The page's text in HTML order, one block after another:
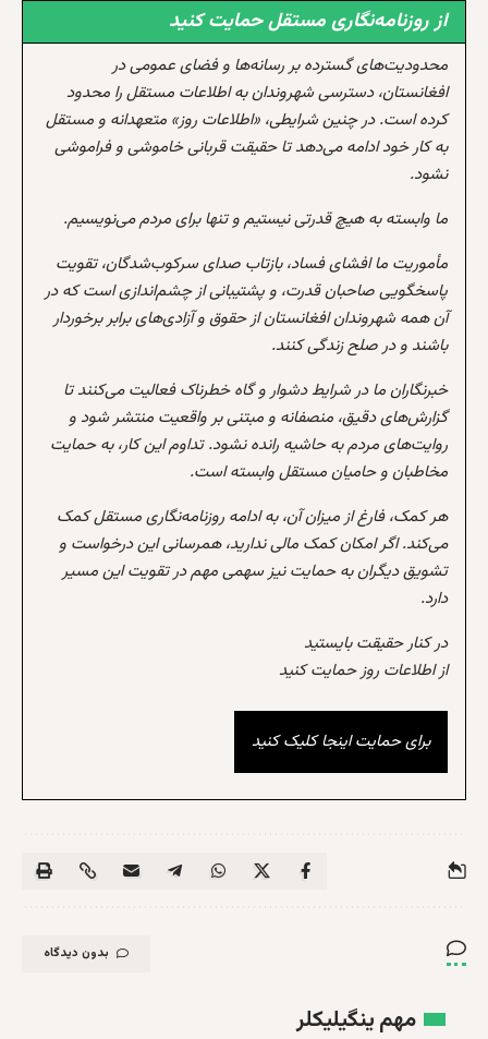
از روزنامه‌نگاری مستقل حمایت کنید
محدودیت‌های گسترده بر رسانه‌ها و فضای عمومی در
افغانستان، دسترسی شهروندان به اطلاعات مستقل را محدود
کرده است. در چنین شرایطی، «اطلاعات روز» متعهدانه و مستقل
به کار خود ادامه می‌دهد تا حقیقت قربانی خاموشی و فراموشی
نشود.
ما وابسته به هیچ قدرتی نیستیم و تنها برای مردم می‌نویسیم.
مأموریت ما افشای فساد، بازتاب صدای سرکوب‌شدگان، تقویت
پاسخگویی صاحبان قدرت، و پشتیبانی از چشم‌اندازی است که در
آن همه شهروندان افغانستان از حقوق و آزادی‌های برابر برخوردار
باشند و در صلح زندگی کنند.
خبرنگاران ما در شرایط دشوار و گاه خطرناک فعالیت می‌کنند تا
گزارش‌های دقیق، منصفانه و مبتنی بر واقعیت منتشر شود و
روایت‌های مردم به حاشیه رانده نشود. تداوم این کار، به حمایت
مخاطبان و حامیان مستقل وابسته است.
هر کمک، فارغ از میزان آن، به ادامه روزنامه‌نگاری مستقل کمک
می‌کند. اگر امکان کمک مالی ندارید، همرسانی این درخواست و
تشویق دیگران به حمایت نیز سهمی مهم در تقویت این مسیر
دارد.
در کنار حقیقت بایستید
از اطلاعات روز حمایت کنید
برای حمایت اینجا کلیک کنید
بدون دیدگاه
مهم ینگیلیکلر